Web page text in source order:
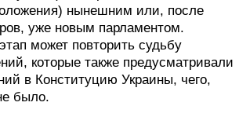
нынешним или, после
уже новым парламентом.
может повторить судьбу
которые также предусматривали
в Конституцию Украины, чего,
было.